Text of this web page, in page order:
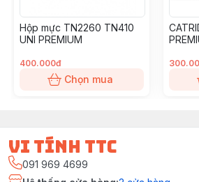
Hộp mực TN2260 TN410
UNI PREMIUM
400.000đ
Chọn mua
vi tính ttc
091 969 4699